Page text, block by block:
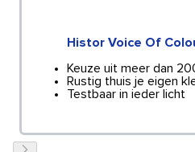
Histor Voice Of
Keuze uit meer dan
Rustig thuis je eigen
Testbaar in ieder licht